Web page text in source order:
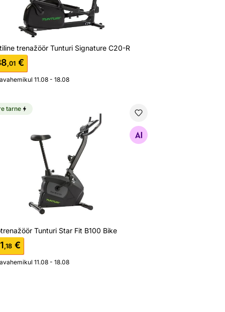
trenažöör Tunturi Signature C20-R
,01€
11.08 - 18.08
Tunturi Star Fit B100 Bike
Otsi sarnaseid
tarne
Tunturi Star Fit B100 Bike
,18€
11.08 - 18.08